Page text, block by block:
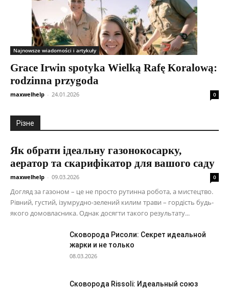
Najnowsze wiadomości i artykuły
Grace Irwin spotyka Wielką Rafę Koralową:
rodzinna przygoda
maxwelhelp - 24.01.2026 0
Різне
Як обрати ідеальну газонокосарку,
аератор та скарифікатор для вашого саду
maxwelhelp - 09.03.2026 0
Догляд за газоном – це не просто рутинна робота, а мистецтво.
Рівний, густий, ізумрудно-зелений килим трави – гордість будь-
якого домовласника. Однак досягти такого результату...
Сковорода Рисоли: Секрет идеальной
жарки и не только
08.03.2026
Сковорода Rissoli: Идеальный союз